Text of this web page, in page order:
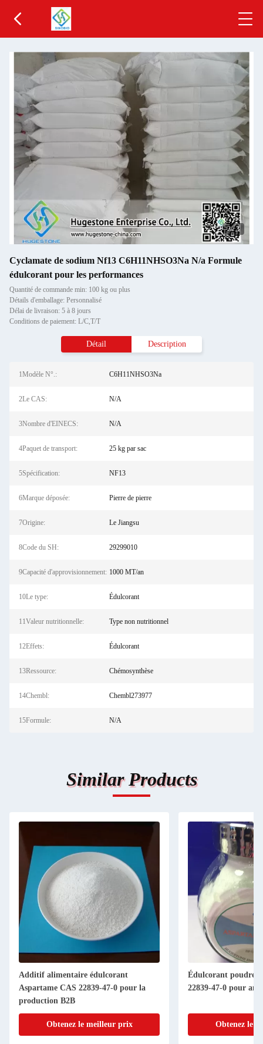
2/3
Cyclamate de sodium Nf13 C6H11NHSO3Na N/a Formule
édulcorant pour les performances
Quantité de commande min: 100 kg ou plus
Détails d'emballage: Personnalisé
Délai de livraison: 5 à 8 jours
Conditions de paiement: L/C,T/T
Détail Description
1Modèle N°.: C6H11NHSO3Na
2Le CAS: N/A
3Nombre d'EINECS: N/A
4Paquet de transport: 25 kg par sac
5Spécification: NF13
6Marque déposée: Pierre de pierre
7Origine: Le Jiangsu
8Code du SH: 29299010
9Capacité d'approvisionnement: 1000 MT/an
10Le type: Édulcorant
11Valeur nutritionnelle: Type non nutritionnel
12Effets: Édulcorant
13Ressource: Chémosynthèse
14Chembl: Chembl273977
15Formule: N/A
Similar Products
Additif alimentaire édulcorant
Aspartame CAS 22839-47-0 pour la
production B2B
Obtenez le meilleur prix
Édulcorant poudre
22839-47-0 pour
Obtenez le